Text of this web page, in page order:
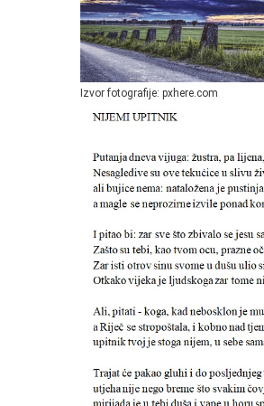
Izvor fotografije: pxhere.com